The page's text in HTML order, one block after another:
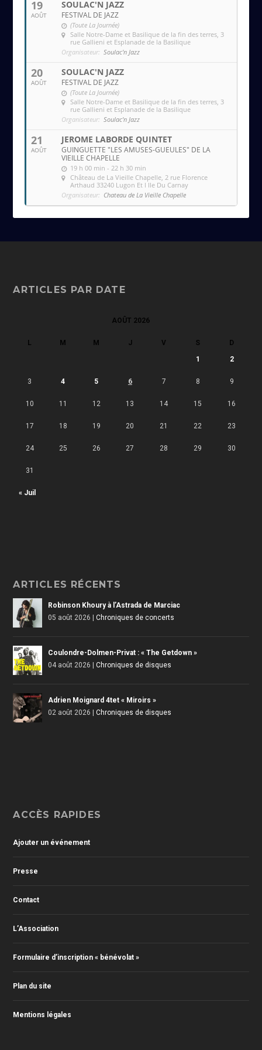
19
AOÛT
SOULAC'N JAZZ
FESTIVAL DE JAZZ
(Toute La Journée)
Salle Notre-Dame et Basilique de la fin des terres, 3
rue Gallieni et Esplanade de la Basilique
Organisateur: Soulac'n Jazz
20
AOÛT
SOULAC'N JAZZ
FESTIVAL DE JAZZ
(Toute La Journée)
Salle Notre-Dame et Basilique de la fin des terres, 3
rue Gallieni et Esplanade de la Basilique
Organisateur: Soulac'n Jazz
21
AOÛT
JEROME LABORDE QUINTET
GUINGUETTE "LES AMUSES-GUEULES" DE LA
VIEILLE CHAPELLE
19 h 00 min - 22 h 30 min
Château de La Vieille Chapelle, 2 rue Florence
Arthaud 33240 Lugon Et l Ile Du Carnay
Organisateur: Chateau de La Vieille Chapelle
ARTICLES PAR DATE
AOÛT 2026
L M M J V S D
« Juil
1 2
3 4 5 6 7 8 9
10 11 12 13 14 15 16
17 18 19 20 21 22 23
24 25 26 27 28 29 30
31
ARTICLES RÉCENTS
Robinson Khoury à l’Astrada de Marciac
05 août 2026
|Chroniques de concerts
Coulondre-Dolmen-Privat : « The Getdown »
04 août 2026
|Chroniques de disques
Adrien Moignard 4tet « Miroirs »
02 août 2026
|Chroniques de disques
ACCÈS RAPIDES
Ajouter un événement
Presse
Contact
L’Association
Formulaire d’inscription « bénévolat »
Plan du site
Mentions légales